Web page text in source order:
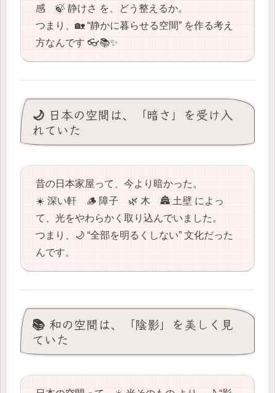
感 🍃 静けさ を、どう整えるか。
つまり、🏡 “静かに暮らせる空間” を作る考え
方なんです 👓📚✨
🌙 日本の空間は、「暗さ」を受け入
れていた
昔の日本家屋って、今より暗かった。
☀️ 深い軒 🪵 障子 🌿 木 🏯 土壁 によっ
て、光をやわらかく取り込んでいました。
つまり、🌙 “全部を明るくしない” 文化だった
んです。
📚 和の空間は、「陰影」を美しく見
ていた